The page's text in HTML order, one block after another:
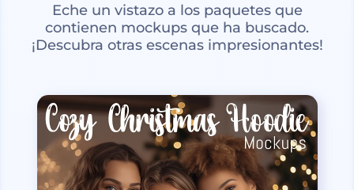
Eche un vistazo a los paquetes que
contienen mockups que ha buscado.
¡Descubra otras escenas impresionantes!